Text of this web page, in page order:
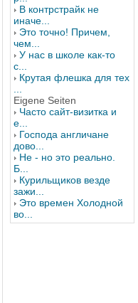
В контрстрайк не
иначе...
Это точно! Причем,
чем...
У нас в школе как-то
с...
Крутая флешка для тех
Eigene Seiten
Часто сайт-визитка и
е...
Господа англичане
дово...
Не - но это реально.
Б...
Курильщиков везде
зажи...
Это времен Холодной
во...